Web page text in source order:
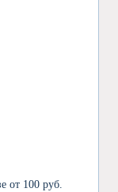
от 100 руб.